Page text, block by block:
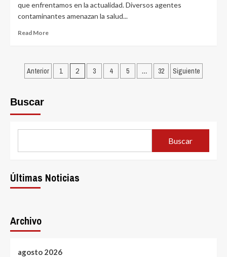
Digital
–
dateando.com
que enfrentamos en la actualidad. Diversos agentes
contaminantes amenazan la salud...
Read MoreRead
Desafío
para
Yammine
Posts
Anterior 1 2 3 4 5 … 32 Siguiente
Buscar
Buscar
Últimas Noticias
Archivo
agosto 2026